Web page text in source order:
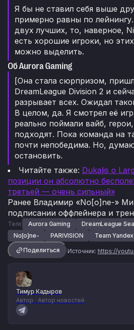
Я бы не ставил себя выше
примерно равны по
двух лучших, то, наверное,
есть хорошие игроки, но
можно выделить.
Об Aurora Gaming
[Она стала сюрпризом,
DreamLeague Division 2 и
разрывает всех. Ожидал
В целом, да. Я смотрел её
реально поймали вайб,
подходят. Пока команда на
почти непобедима. Но,
остановить.
Читайте также: Dukalis о
позиции он абсолютно
третьей — очень сильный»
Ранее Владимир «No[o]ne-»
подписании оффлейнера и
Теги: Aurora Gaming DreamLeague
No[o]ne-
PARIVISION
Team Yandex
Поделиться
Источник: https://
Тимур Кадыров
Автор · Автор новостей